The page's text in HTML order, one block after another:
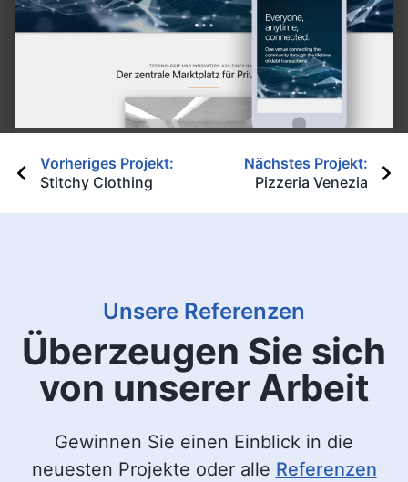
Beitragsnavigation
Vorheriges Projekt:
Stitchy Clothing
Nächstes Projekt:
Pizzeria Venezia
Unsere Referenzen
Überzeugen Sie sich
von unserer Arbeit
Gewinnen Sie einen Einblick in die
neuesten Projekte oder alle Referenzen